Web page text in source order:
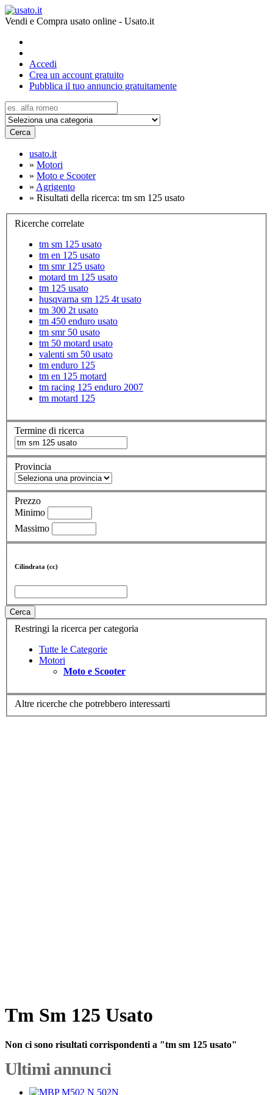
Vendi e Compra usato online - Usato.it
Accedi
Crea un account gratuito
Pubblica il tuo annuncio gratuitamente
Cerca
usato.it
» Motori
» Moto e Scooter
» Agrigento
» Risultati della ricerca: tm sm 125 usato
Ricerche correlate
tm sm 125 usato
tm en 125 usato
tm smr 125 usato
motard tm 125 usato
tm 125 usato
husqvarna sm 125 4t usato
tm 300 2t usato
tm 450 enduro usato
tm smr 50 usato
tm 50 motard usato
valenti sm 50 usato
tm enduro 125
tm en 125 motard
tm racing 125 enduro 2007
tm motard 125
Termine di ricerca
Provincia
Prezzo
Minimo
Massimo
Cilindrata (cc)
Cerca
Restringi la ricerca per categoria
Tutte le Categorie
Motori
Moto e Scooter
Altre ricerche che potrebbero interessarti
Tm Sm 125 Usato
Non ci sono risultati corrispondenti a "tm sm 125 usato"
Ultimi annunci